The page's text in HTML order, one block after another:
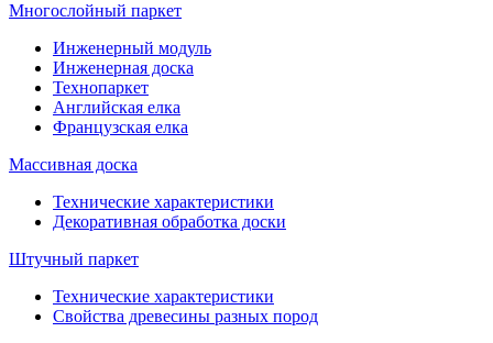
Многослойный паркет
Инженерный модуль
Инженерная доска
Технопаркет
Английская елка
Французская елка
Массивная доска
Технические характеристики
Декоративная обработка доски
Штучный паркет
Технические характеристики
Свойства древесины разных пород